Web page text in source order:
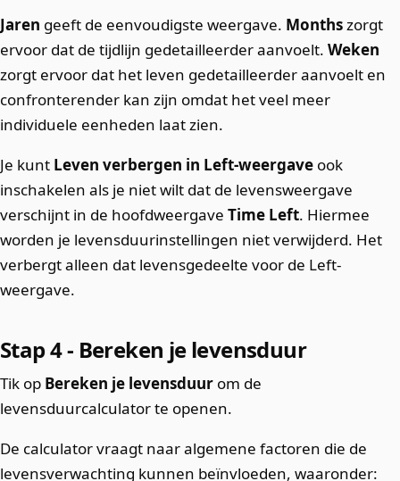
Jaren geeft de eenvoudigste weergave. Monthszorgt
ervoor dat de tijdlijn gedetailleerder aanvoelt. Weken
zorgt ervoor dat het leven gedetailleerder aanvoelt en
confronterender kan zijn omdat het veel meer
individuele eenheden laat zien.
Je kunt Leven verbergen in Left-weergave ook
inschakelen als je niet wilt dat de levensweergave
verschijnt in de hoofdweergave Time Left. Hiermee
worden je levensduurinstellingen niet verwijderd. Het
verbergt alleen dat levensgedeelte voor de Left-
weergave.
Stap 4 - Bereken je levensduur
Tik op Bereken je levensduur om de
levensduurcalculator te openen.
De calculator vraagt naar algemene factoren die de
levensverwachting kunnen beïnvloeden, waaronder: